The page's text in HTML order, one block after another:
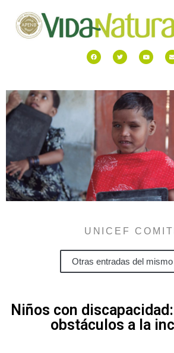
UNICEF
Otras entradas del
Niños con
obstáculos a la